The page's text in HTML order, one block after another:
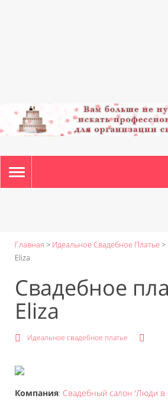
TOGGLE
NAVIGATION
Главная > Идеальное Свадебное Платье>
Eliza
Свадебное
Eliza
Идеальное свадебное платье
Компания: Cвадебный салон ‘Люди в